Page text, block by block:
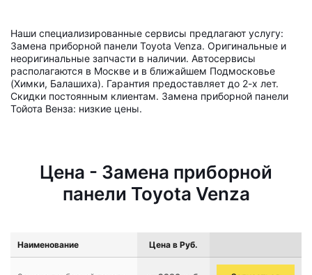
Наши специализированные сервисы предлагают услугу:
Замена приборной панели Toyota Venza. Оригинальные и
неоригинальные запчасти в наличии. Автосервисы
располагаются в Москве и в ближайшем Подмосковье
(Химки, Балашиха). Гарантия предоставляет до 2-х лет.
Скидки постоянным клиентам. Замена приборной панели
Тойота Венза: низкие цены.
Цена - Замена приборной
панели Toyota Venza
Наименование Цена в Руб.